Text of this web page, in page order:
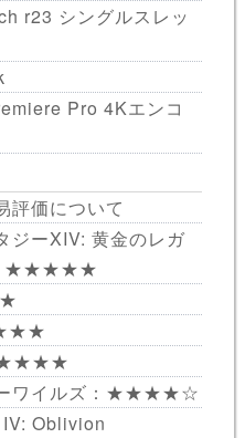
r23 シングルスレッ
Pro 4Kエンコ
評価について
ジーXIV: 黄金のレガ
ク ★★★★★
ーワイルズ：★★★★☆
Oblivion